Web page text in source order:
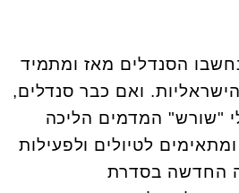
הסנדלים מאז ומתמיד
ואם כבר סנדלים,
"שורש" המדמים הליכה
לטיולים ולפעילות
החדשה בסדרת